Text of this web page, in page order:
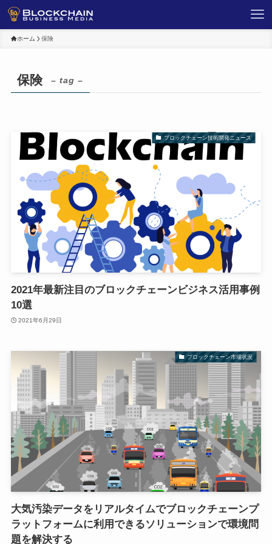
ホーム 保険
保険 – tag –
ブロックチェーン技術開発ニュース
2021年最新注目のブロックチェーンビジネス活用事例
10選
2021年6月29日
ブロックチェーン市場状況
大気汚染データをリアルタイムでブロックチェーンプ
ラットフォームに利用できるソリューションで環境問
題を解決する